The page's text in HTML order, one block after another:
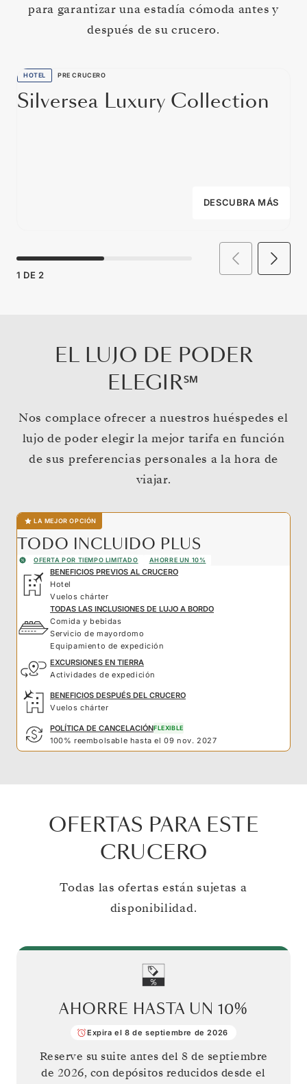
para garantizar una estadía cómoda antes y
después de su crucero.
HOTEL PRE CRUCERO
Silversea Luxury Collection
DESCUBRA MÁS
1 DE 2
EL LUJO DE PODER
ELEGIR℠
Nos complace ofrecer a nuestros huéspedes el
lujo de poder elegir la mejor tarifa en función
de sus preferencias personales a la hora de
viajar.
LA MEJOR OPCIÓN
TODO INCLUIDO PLUS
OFERTA POR TIEMPO LIMITADO AHORRE UN 10%
BENEFICIOS PREVIOS AL CRUCERO
Hotel
Vuelos chárter
TODAS LAS INCLUSIONES DE LUJO A BORDO
Comida y bebidas
Servicio de mayordomo
Equipamiento de expedición
EXCURSIONES EN TIERRA
Actividades de expedición
BENEFICIOS DESPUÉS DEL CRUCERO
Vuelos chárter
POLÍTICA DE CANCELACIÓNFLEXIBLE
100% reembolsable hasta el 09 nov. 2027
OFERTAS PARA ESTE
CRUCERO
Todas las ofertas están sujetas a
disponibilidad.
AHORRE HASTA UN 10%
Expira el 8 de septiembre de 2026
Reserve su suite antes del 8 de septiembre
de 2026, con depósitos reducidos desde el